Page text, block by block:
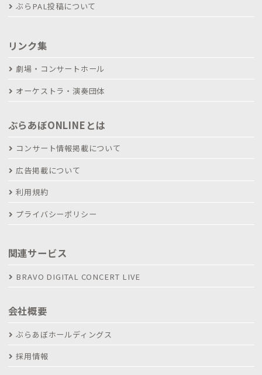
ぶらPAL投稿について
リンク集
劇場・コンサートホール
オーケストラ・演奏団体
ぶらあぼONLINEとは
コンサート情報掲載について
広告掲載について
利用規約
プライバシーポリシー
関連サービス
BRAVO DIGITAL CONCERT LIVE
会社概要
ぶらあぼホールディングス
採用情報